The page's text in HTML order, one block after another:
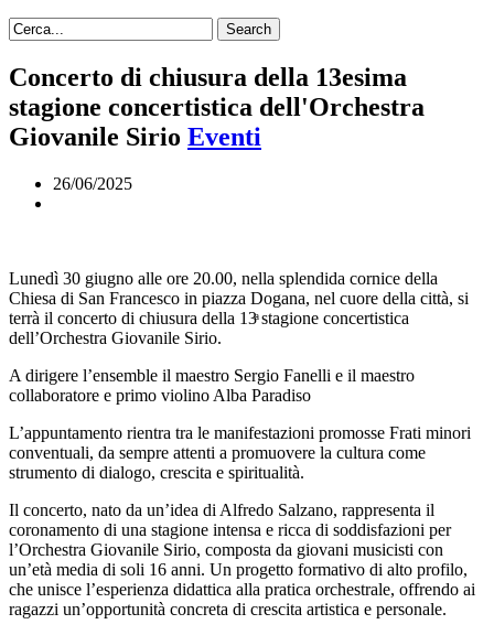
Concerto di chiusura della 13esima
stagione concertistica dell'Orchestra
Giovanile Sirio Eventi
26/06/2025
Lunedì 30 giugno alle ore 20.00, nella splendida cornice della
Chiesa di San Francesco in piazza Dogana, nel cuore della città, si
terrà il concerto di chiusura della 13ͣ stagione concertistica
dell’Orchestra Giovanile Sirio.
A dirigere l’ensemble il maestro Sergio Fanelli e il maestro
collaboratore e primo violino Alba Paradiso
L’appuntamento rientra tra le manifestazioni promosse Frati minori
conventuali, da sempre attenti a promuovere la cultura come
strumento di dialogo, crescita e spiritualità.
Il concerto, nato da un’idea di Alfredo Salzano, rappresenta il
coronamento di una stagione intensa e ricca di soddisfazioni per
l’Orchestra Giovanile Sirio, composta da giovani musicisti con
un’età media di soli 16 anni. Un progetto formativo di alto profilo,
che unisce l’esperienza didattica alla pratica orchestrale, offrendo ai
ragazzi un’opportunità concreta di crescita artistica e personale.